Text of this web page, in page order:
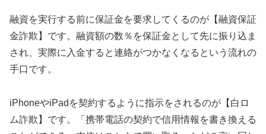
融資を実行する前に保証金を要求してくるのが【融資保証
金詐欺】です。融資額の数％を保証金として先に振り込ま
され、実際に入金すると連絡がつかなくなるという流れの
手口です。
iPhoneやiPadを契約するように指示をされるのが【白ロ
ム詐欺】です。「携帯電話の契約で信用情報を書き換える